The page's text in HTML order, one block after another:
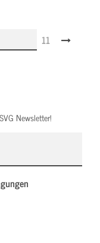
11
Newsletter!